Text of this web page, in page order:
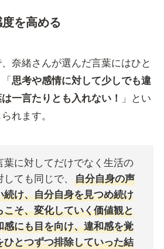
を高める
奈緒さんが選んだ言葉にはひと
思考や感情に対して少しでも違
一言たりとも入れない！
」とい
れます。
葉に対してだけでなく生活の
しても同じで、自分自身の声
続け、自分自身を見つめ続け
こそ、変化していく価値観と
感にも目を向け、違和感を覚
ひとつずつ排除していった結